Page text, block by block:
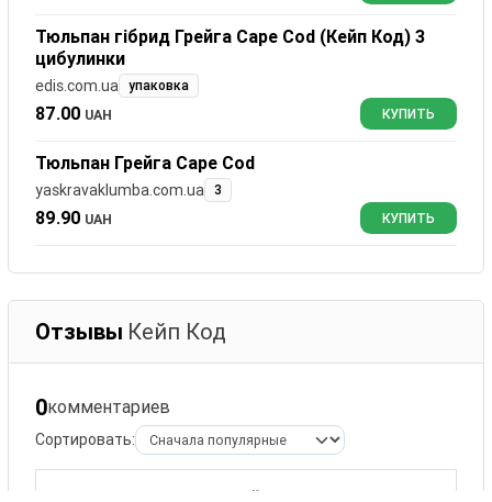
Тюльпан гібрид Грейга Cape Cod (Кейп Код) 3
цибулинки
edis.com.ua упаковка
87.00 UAH КУПИТЬ
Тюльпан Грейга Cape Cod
yaskravaklumba.com.ua 3
89.90 UAH КУПИТЬ
Отзывы Кейп Код
0комментариев
Сортировать: